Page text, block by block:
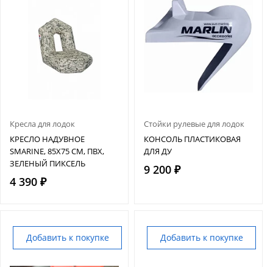
Кресла для лодок
КРЕСЛО НАДУВНОЕ
SMARINE, 85Х75 СМ, ПВХ,
ЗЕЛЕНЫЙ ПИКСЕЛЬ
4 390 ₽
Стойки рулевые для лодок
КОНСОЛЬ ПЛАСТИКОВАЯ
ДЛЯ ДУ
9 200 ₽
Добавить к покупке Добавить к покупке